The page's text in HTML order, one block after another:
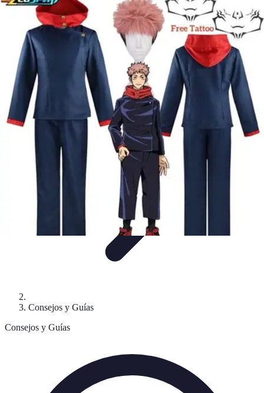
Disfraces Halloween
Listas y ConsejosGuías y
TutorialesTendenciasComparativosDisfraces Clásicos
Disfraces Halloween
Consejos y Guías
Consejos y Guías